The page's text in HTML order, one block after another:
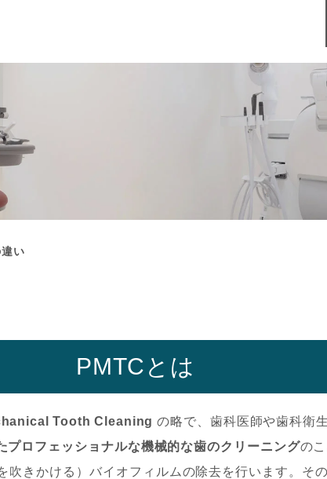
い
PMTCとは
Tooth Cleaning の略で、歯科医師や歯科衛
プロフェッショナルな機械的な歯のクリーニングの
吹きかける）バイオフィルムの除去を行います。そ